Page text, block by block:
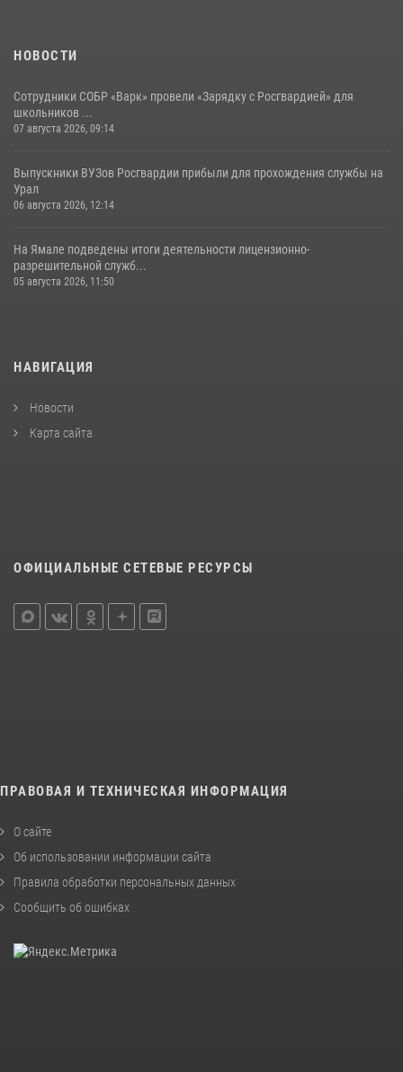
НОВОСТИ
Сотрудники СОБР «Варк» провели «Зарядку с Росгвардией» для
школьников ...
07 августа 2026, 09:14
Выпускники ВУЗов Росгвардии прибыли для прохождения службы на
Урал
06 августа 2026, 12:14
На Ямале подведены итоги деятельности лицензионно-
разрешительной служб...
05 августа 2026, 11:50
НАВИГАЦИЯ
Новости
Карта сайта
ОФИЦИАЛЬНЫЕ СЕТЕВЫЕ РЕСУРСЫ
ПРАВОВАЯ И ТЕХНИЧЕСКАЯ ИНФОРМАЦИЯ
О сайте
Об использовании информации сайта
Правила обработки персональных данных
Сообщить об ошибках